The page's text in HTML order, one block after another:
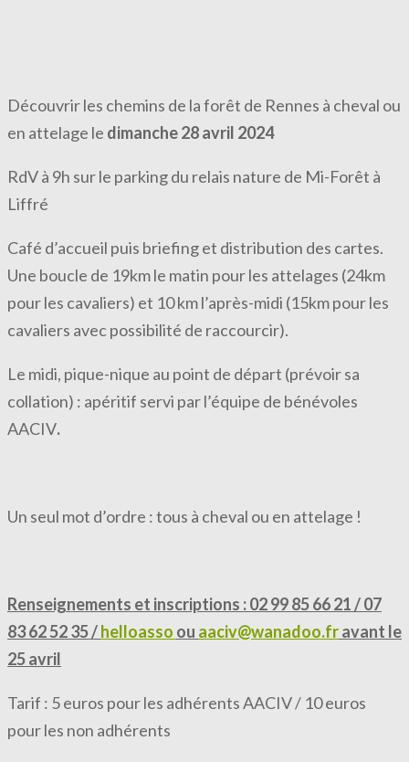
Découvrir les chemins de la forêt de Rennes à cheval ou
en attelage le dimanche 28 avril 2024
RdV à 9h sur le parking du relais nature de Mi-Forêt à
Liffré
Café d’accueil puis briefing et distribution des cartes.
Une boucle de 19km le matin pour les attelages (24km
pour les cavaliers) et 10 km l’après-midi (15km pour les
cavaliers avec possibilité de raccourcir).
Le midi, pique-nique au point de départ (prévoir sa
collation) : apéritif servi par l’équipe de bénévoles
AACIV.
Un seul mot d’ordre : tous à cheval ou en attelage !
Renseignements et inscriptions : 02 99 85 66 21 / 07
83 62 52 35 /helloasso ou aaciv@wanadoo.fravant le
25 avril
Tarif : 5 euros pour les adhérents AACIV / 10 euros
pour les non adhérents